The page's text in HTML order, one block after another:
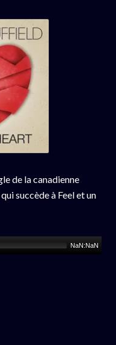
de la canadienne
succède à Feel et un
NaN:NaN